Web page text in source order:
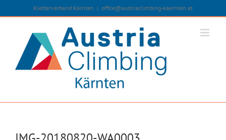
Inhalt
Kletterverband Kärnten | office@austriaclimbing-kaernten.at